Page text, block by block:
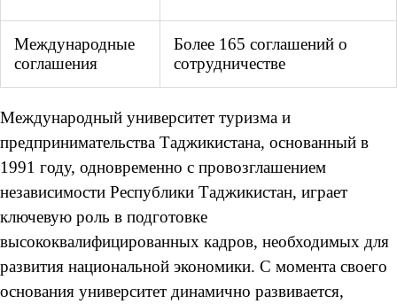
Международные
соглашения
Более 165 соглашений о
сотрудничестве
Международный университет туризма и
предпринимательства Таджикистана, основанный в
1991 году, одновременно с провозглашением
независимости Республики Таджикистан, играет
ключевую роль в подготовке
высококвалифицированных кадров, необходимых для
развития национальной экономики. С момента своего
основания университет динамично развивается,